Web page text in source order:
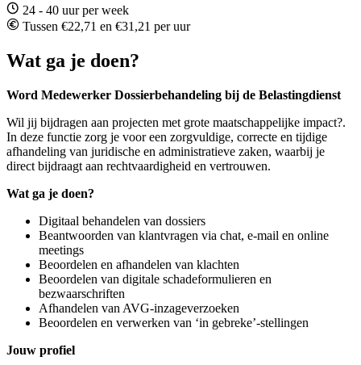
24 - 40 uur per week
Tussen €22,71 en €31,21 per uur
Wat ga je doen?
Word Medewerker Dossierbehandeling bij de Belastingdienst
Wil jij bijdragen aan projecten met grote maatschappelijke impact?.
In deze functie zorg je voor een zorgvuldige, correcte en tijdige
afhandeling van juridische en administratieve zaken, waarbij je
direct bijdraagt aan rechtvaardigheid en vertrouwen.
Wat ga je doen?
Digitaal behandelen van dossiers
Beantwoorden van klantvragen via chat, e-mail en online
meetings
Beoordelen en afhandelen van klachten
Beoordelen van digitale schadeformulieren en
bezwaarschriften
Afhandelen van AVG-inzageverzoeken
Beoordelen en verwerken van ‘in gebreke’-stellingen
Jouw profiel